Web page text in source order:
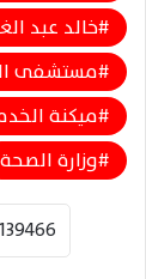
خالد عبد
مستشفى
ميكنة
وزارة الصحة